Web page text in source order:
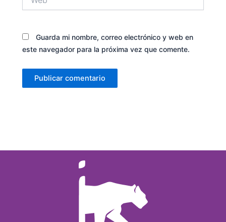
Guarda mi nombre, correo electrónico y web en
este navegador para la próxima vez que comente.